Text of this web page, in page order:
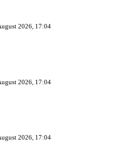
2026, 17:04
2026, 17:04
2026, 17:04